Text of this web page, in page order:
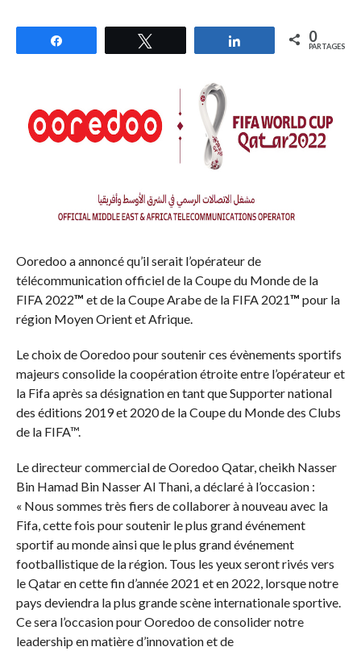
Partagez 0
PARTAGES
Ooredoo a annoncé qu’il serait l’opérateur de
télécommunication officiel de la Coupe du Monde de la
FIFA 2022™ et de la Coupe Arabe de la FIFA 2021™ pour la
région Moyen Orient et Afrique.
Le choix de Ooredoo pour soutenir ces évènements sportifs
majeurs consolide la coopération étroite entre l’opérateur et
la Fifa après sa désignation en tant que Supporter national
des éditions 2019 et 2020 de la Coupe du Monde des Clubs
de la FIFA™.
Le directeur commercial de Ooredoo Qatar, cheikh Nasser
Bin Hamad Bin Nasser Al Thani, a déclaré à l’occasion :
« Nous sommes très fiers de collaborer à nouveau avec la
Fifa, cette fois pour soutenir le plus grand événement
sportif au monde ainsi que le plus grand événement
footballistique de la région. Tous les yeux seront rivés vers
le Qatar en cette fin d’année 2021 et en 2022, lorsque notre
pays deviendra la plus grande scène internationale sportive.
Ce sera l’occasion pour Ooredoo de consolider notre
leadership en matière d’innovation et de